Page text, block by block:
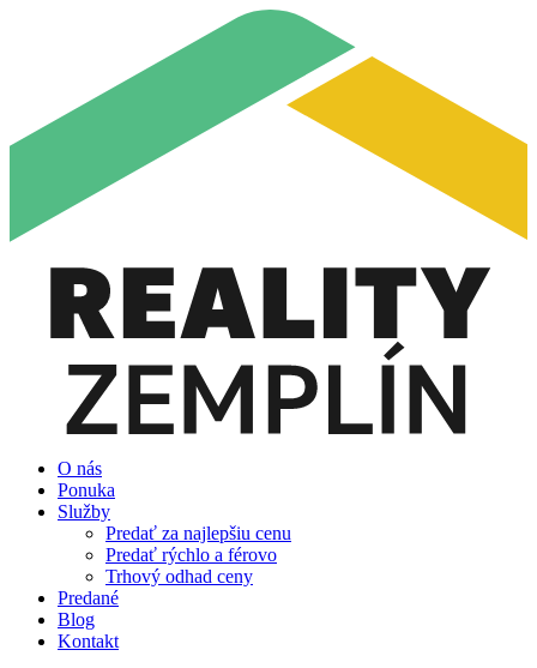
O nás
Ponuka
Služby
Predať za najlepšiu cenu
Predať rýchlo a férovo
Trhový odhad ceny
Predané
Blog
Kontakt